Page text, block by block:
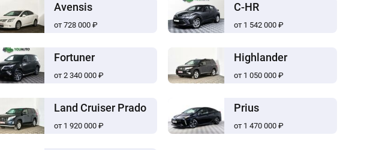
Avensis
от 728 000 ₽
C-HR
от 1 542 000 ₽
Fortuner
от 2 340 000 ₽
Highlander
от 1 050 000 ₽
Land Cruiser Prado
от 1 920 000 ₽
Prius
от 1 470 000 ₽